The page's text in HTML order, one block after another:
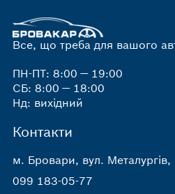
Все, що треба для вашого
ПН-ПТ: 8:00 — 19:00
СБ: 8:00 — 18:00
Нд: вихідний
Контакти
м. Бровари, вул. Металургів,
099 183-05-77